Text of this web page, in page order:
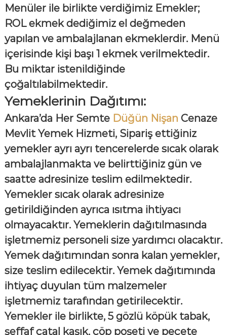
Menüler ile birlikte verdiğimiz Emekler;
ROL ekmek dediğimiz el değmeden
yapılan ve ambalajlanan ekmeklerdir. Menü
içerisinde kişi başı 1 ekmek verilmektedir.
Bu miktar istenildiğinde
çoğaltılabilmektedir.
Yemeklerinin Dağıtımı:
Ankara’da Her Semte Düğün Nişan Cenaze
Mevlit Yemek Hizmeti, Sipariş ettiğiniz
yemekler ayrı ayrı tencerelerde sıcak olarak
ambalajlanmakta ve belirttiğiniz gün ve
saatte adresinize teslim edilmektedir.
Yemekler sıcak olarak adresinize
getirildiğinden ayrıca ısıtma ihtiyacı
olmayacaktır. Yemeklerin dağıtılmasında
işletmemiz personeli size yardımcı olacaktır.
Yemek dağıtımından sonra kalan yemekler,
size teslim edilecektir. Yemek dağıtımında
ihtiyaç duyulan tüm malzemeler
işletmemiz tarafından getirilecektir.
Yemekler ile birlikte, 5 gözlü köpük tabak,
şeffaf çatal kaşık, çöp poşeti ve peçete